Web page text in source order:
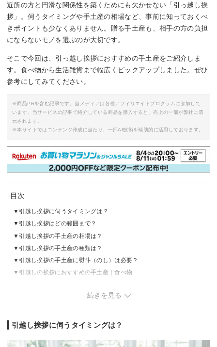
近所の方と円滑な関係性を築くためにも欠かせない「引っ越し挨
拶」。伺うタイミングや手土産の相場など、事前に知っておくべ
きポイントも少なくありません。贈る手土産も、相手の方の負担
にならないモノを選ぶのが大切です。
そこで今回は、引っ越し挨拶におすすめの手土産をご紹介しま
す。食べ物から生活雑貨まで幅広くピックアップしました。ぜひ
参考にしてみてください。
※商品PRを含む記事です。当メディアは各種アフィリエイトプログラムに参加して
います。当サービスの記事で紹介している商品を購入すると、売上の一部が弊社に還
元されます。
※本サイトではコンテンツ作成に当たり、一部AI技術を補助的に活用しております。
目次
引越し挨拶に伺うタイミングは？
引越し挨拶はどの範囲まで？
引越し挨拶の手土産の相場は？
引越し挨拶の手土産の種類は？
引越し挨拶の手土産に熨斗（のし）は必要？
引越しの挨拶におすすめの手土産｜食べ物
引越しの挨拶におすすめの手土産｜おしゃれ
続きを見る
引越し挨拶に伺うタイミングは？